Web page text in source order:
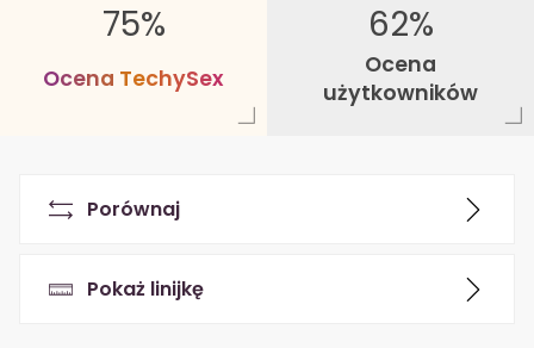
75%
Ocena TechySex
62%
Ocena
użytkowników
Porównaj
Pokaż linijkę